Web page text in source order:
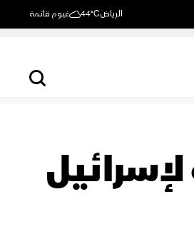
الرياض44°C غيوم قاتمة